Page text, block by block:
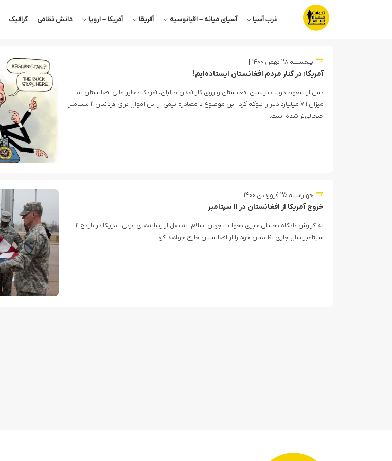
غرب آسیا آسیای میانه – اقیانوسیه آفریقا آمریکا – اروپا دانش نظامی گرافیک
پنجشنبه ۲۸ بهمن ۱۴۰۰
آمریکا: در کنار مردم افغانستان ایستاده‌ایم!
پس از سقوط دولت پیشین افغانستان و روی ‌کار آمدن طالبان، آمریکا ذخایر مالی افغانستان به
میزان ۷.۱ میلیارد دلار را بلوکه کرد. این موضوع با مصادره نیمی از این اموال برای قربانیان ۱۱ سپتامبر
جنجالی‌تر شده است.
چهارشنبه ۲۵ فروردین ۱۴۰۰
خروج آمریکا از افغانستان در ۱۱ سپتامبر
به گزارش پایگاه تحلیلی خبری تحولات جهان اسلام؛ به نقل از رسانه‌های غربی، آمریکا در تاریخ ۱۱
سپتامبر سال جاری نظامیان خود را از افغانستان خارج خواهد کرد.